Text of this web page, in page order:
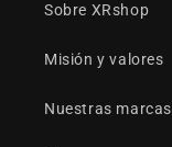
Sobre XRshop
Misión y valores
Nuestras marcas